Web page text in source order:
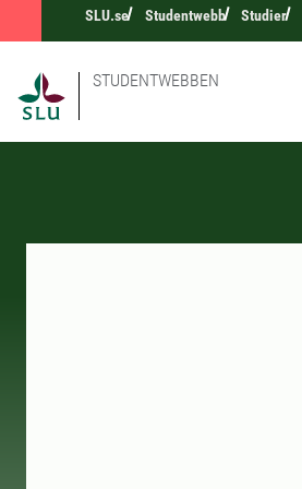
SLU.se Studentwebb Studier
STUDENTWEBBEN